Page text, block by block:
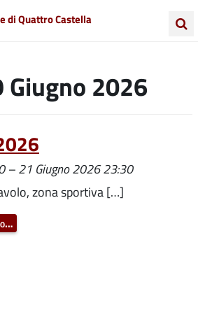
di Quattro Castella
Colline Matildiche
Giugno 2026
– 21 Giugno 2026 23:30
zona sportiva […]